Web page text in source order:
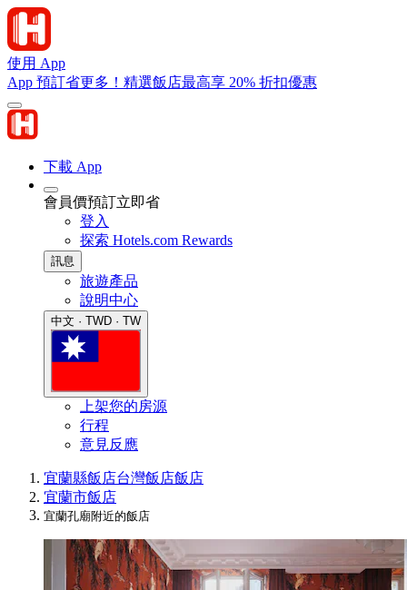
使用 App
App 預訂省更多！精選飯店最高享 20% 折扣優惠
下載 App
會員價預訂立即省
登入
探索 Hotels.com Rewards
訊息
旅遊產品
說明中心
中文 · TWD · TW
上架您的房源
行程
意見反應
宜蘭縣飯店台灣飯店飯店
宜蘭市飯店
宜蘭孔廟附近的飯店